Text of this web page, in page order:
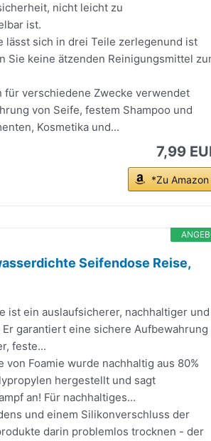
nicht leicht zu
ist.
lässt sich in drei Teile zerlegenund ist
Sie keine ätzenden Reinigungsmittel
für verschiedene Zwecke verwendet
von Seife, festem Shampoo und
Kosmetika und...
7,99
*Zu Amazon
Seifendose Reise,
ist ein auslaufsicherer, nachhaltiger und
garantiert eine sichere Aufbewahrung
feste...
von Foamie wurde nachhaltig aus 80%
hergestellt und sagt
an! Für nachhaltiges...
und einem Silikonverschluss der
darin problemlos trocknen - der